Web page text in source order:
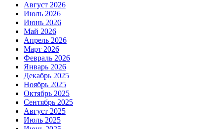
Август 2026
Июль 2026
Июнь 2026
Май 2026
Апрель 2026
Март 2026
Февраль 2026
Январь 2026
Декабрь 2025
Ноябрь 2025
Октябрь 2025
Сентябрь 2025
Август 2025
Июль 2025